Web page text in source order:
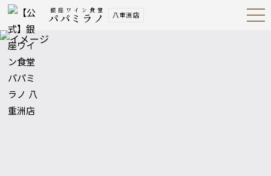
銀座ワイン食堂
パパミラノ 八重洲店 Open
Navig